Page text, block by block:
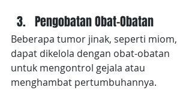
Pengobatan Obat-Obatan
Beberapa tumor jinak, seperti miom,
dapat dikelola dengan obat-obatan
untuk mengontrol gejala atau
menghambat pertumbuhannya.